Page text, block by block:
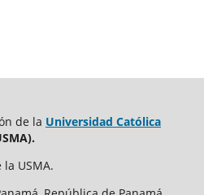
de la Universidad Católica
USMA.